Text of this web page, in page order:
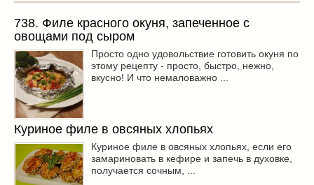
738. Филе красного окуня, запеченное с
овощами под сыром
Просто одно удовольствие готовить окуня по
этому рецепту - просто, быстро, нежно,
вкусно! И что немаловажно ...
Куриное филе в овсяных хлопьях
Куриное филе в овсяных хлопьях, если его
замариновать в кефире и запечь в духовке,
получается сочным, ...